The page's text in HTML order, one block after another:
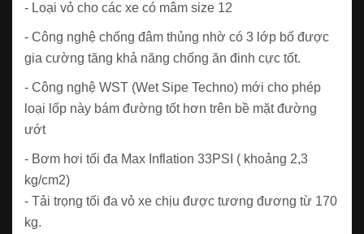
- Loại vỏ cho các xe có mâm size 12
- Công nghệ chống đâm thủng nhờ có 3 lớp bố được
gia cường tăng khả năng chống ăn đinh cực tốt.
- Công nghệ WST (Wet Sipe Techno) mới cho phép
loại lốp này bám đường tốt hơn trên bề mặt đường
ướt
- Bơm hơi tối đa Max Inflation 33PSI ( khoảng 2,3
kg/cm2)
- Tải trọng tối đa vỏ xe chịu được tương đương từ 170
kg.